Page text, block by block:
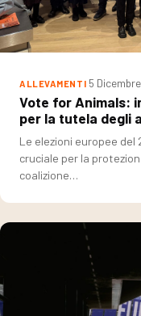
ALLEVAMENTI 5
Vote for Animals:
per la tutela degli
Le elezioni europee
cruciale per la
coalizione…